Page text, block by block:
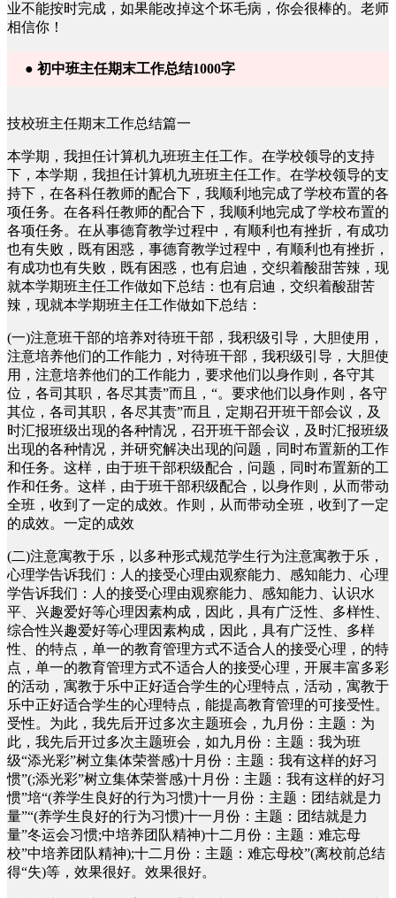
业不能按时完成，如果能改掉这个坏毛病，你会很棒的。老师
相信你！
● 初中班主任期末工作总结1000字
技校班主任期末工作总结篇一
本学期，我担任计算机九班班主任工作。在学校领导的支持
下，本学期，我担任计算机九班班主任工作。在学校领导的支
持下，在各科任教师的配合下，我顺利地完成了学校布置的各
项任务。在各科任教师的配合下，我顺利地完成了学校布置的
各项任务。在从事德育教学过程中，有顺利也有挫折，有成功
也有失败，既有困惑，事德育教学过程中，有顺利也有挫折，
有成功也有失败，既有困惑，也有启迪，交织着酸甜苦辣，现
就本学期班主任工作做如下总结：也有启迪，交织着酸甜苦
辣，现就本学期班主任工作做如下总结：
(一)注意班干部的培养对待班干部，我积级引导，大胆使用，
注意培养他们的工作能力，对待班干部，我积级引导，大胆使
用，注意培养他们的工作能力，要求他们以身作则，各守其
位，各司其职，各尽其责”而且，“。要求他们以身作则，各守
其位，各司其职，各尽其责”而且，定期召开班干部会议，及
时汇报班级出现的各种情况，召开班干部会议，及时汇报班级
出现的各种情况，并研究解决出现的问题，同时布置新的工作
和任务。这样，由于班干部积级配合，问题，同时布置新的工
作和任务。这样，由于班干部积级配合，以身作则，从而带动
全班，收到了一定的成效。作则，从而带动全班，收到了一定
的成效。一定的成效
(二)注意寓教于乐，以多种形式规范学生行为注意寓教于乐，
心理学告诉我们：人的接受心理由观察能力、感知能力、心理
学告诉我们：人的接受心理由观察能力、感知能力、认识水
平、兴趣爱好等心理因素构成，因此，具有广泛性、多样性、
综合性兴趣爱好等心理因素构成，因此，具有广泛性、多样
性、的特点，单一的教育管理方式不适合人的接受心理，的特
点，单一的教育管理方式不适合人的接受心理，开展丰富多彩
的活动，寓教于乐中正好适合学生的心理特点，活动，寓教于
乐中正好适合学生的心理特点，能提高教育管理的可接受性。
受性。为此，我先后开过多次主题班会，九月份：主题：为
此，我先后开过多次主题班会，如九月份：主题：我为班
级“添光彩”树立集体荣誉感)十月份：主题：我有这样的好习
惯”(;添光彩”树立集体荣誉感)十月份：主题：我有这样的好习
惯”培“(养学生良好的行为习惯)十一月份：主题：团结就是力
量”“(养学生良好的行为习惯)十一月份：主题：团结就是力
量”冬运会习惯;中培养团队精神)十二月份：主题：难忘母
校”中培养团队精神);十二月份：主题：难忘母校”(离校前总结
得“失)等，效果很好。效果很好。